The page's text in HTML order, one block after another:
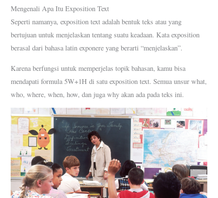
Mengenali Apa Itu Exposition Text
Seperti namanya, exposition text adalah bentuk teks atau yang
bertujuan untuk menjelaskan tentang suatu keadaan. Kata exposition
berasal dari bahasa latin exponere yang berarti “menjelaskan”.
Karena berfungsi untuk memperjelas topik bahasan, kamu bisa
mendapati formula 5W+1H di satu exposition text. Semua unsur what,
who, where, when, how, dan juga why akan ada pada teks ini.